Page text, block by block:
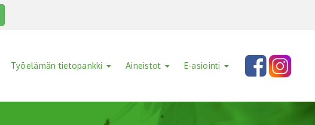
Työelämän tietopankki Aineistot E-asiointi